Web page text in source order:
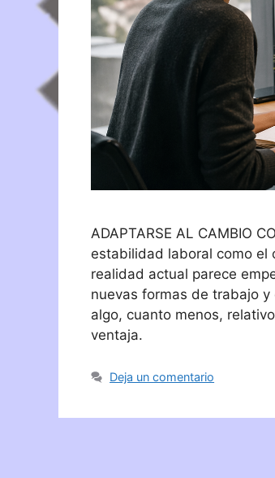
ADAPTARSE AL CAMBIO
estabilidad laboral como el
realidad actual parece
nuevas formas de trabajo
algo, cuanto menos,
ventaja.
Deja un comentario